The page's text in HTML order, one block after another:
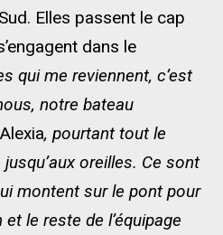
Elles passent le cap
dans le
qui me reviennent, c’est
notre bateau
, pourtant tout le
oreilles. Ce sont
montent sur le pont pour
le reste de l’équipage